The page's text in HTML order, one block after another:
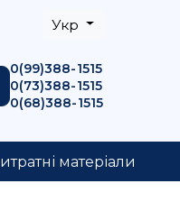
Укр
0(99)388-1515
0(73)388-1515
0(68)388-1515
матеріали